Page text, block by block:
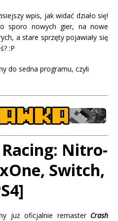
wpis, jak widać działo się!
sporo nowych gier, na nowe
a stare sprzęty pojawiały się
:P
do sedna programu, czyli
Nitro-
Switch,
już oficjalnie remaster Crash